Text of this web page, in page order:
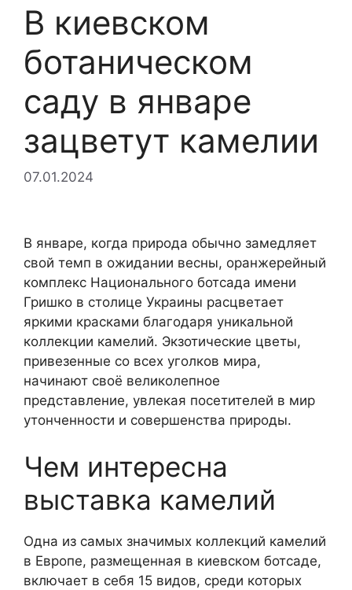
В киевском
ботаническом
саду в январе
зацветут камелии
07.01.2024
В январе, когда природа обычно замедляет
свой темп в ожидании весны, оранжерейный
комплекс Национального ботсада имени
Гришко в столице Украины расцветает
яркими красками благодаря уникальной
коллекции камелий. Экзотические цветы,
привезенные со всех уголков мира,
начинают своё великолепное
представление, увлекая посетителей в мир
утонченности и совершенства природы.
Чем интересна
выставка камелий
Одна из самых значимых коллекций камелий
в Европе, размещенная в киевском ботсаде,
включает в себя 15 видов, среди которых